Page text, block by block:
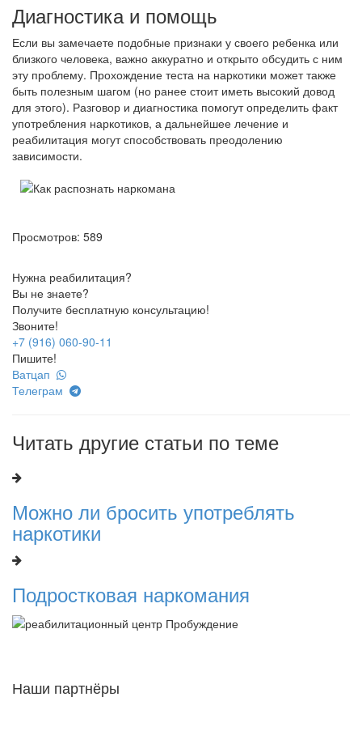
Диагностика и помощь
Если вы замечаете подобные признаки у своего ребенка или
близкого человека, важно аккуратно и открыто обсудить с ним
эту проблему. Прохождение теста на наркотики может также
быть полезным шагом (но ранее стоит иметь высокий довод
для этого). Разговор и диагностика помогут определить факт
употребления наркотиков, а дальнейшее лечение и
реабилитация могут способствовать преодолению
зависимости.
Просмотров: 589
Нужна реабилитация?
Вы не знаете?
Получите бесплатную консультацию!
Звоните!
+7 (916) 060-90-11
Пишите!
Ватцап
Телеграм
Читать другие статьи по теме
Можно ли бросить употреблять
наркотики
Подростковая наркомания
Наши партнёры